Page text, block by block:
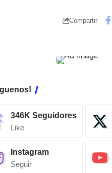
Compartir
346K Seguidores
Like
Instagram
Seguir